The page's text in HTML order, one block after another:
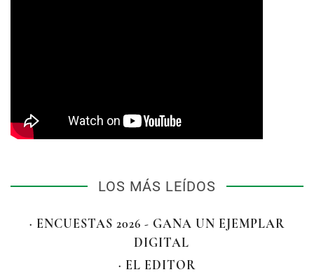
LOS MÁS LEÍDOS
· ENCUESTAS 2026 - GANA UN EJEMPLAR
DIGITAL
· EL EDITOR